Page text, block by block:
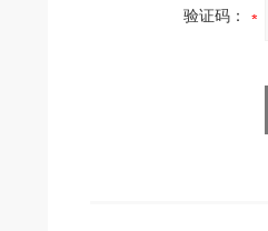
验证码：